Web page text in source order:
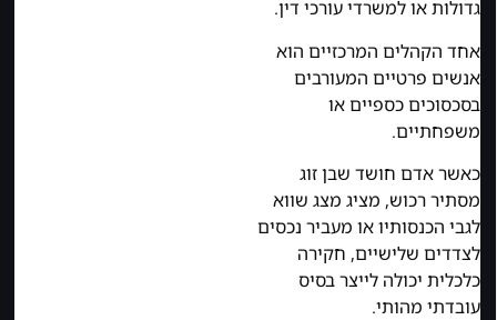
גדולות או למשרדי עורכי דין.
אחד הקהלים המרכזיים הוא
אנשים פרטיים המעורבים
בסכסוכים כספיים או
משפחתיים.
כאשר אדם חושד שבן זוג
מסתיר רכוש, מציג מצג שווא
לגבי הכנסותיו או מעביר נכסים
לצדדים שלישיים, חקירה
כלכלית יכולה לייצר בסיס
עובדתי מהותי.